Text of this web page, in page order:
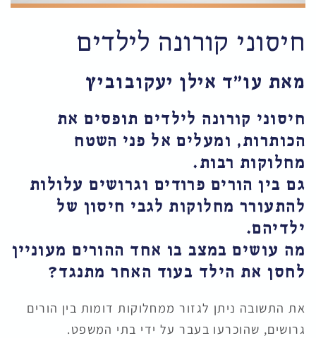
חיסוני קורונה לילדים
מאת עו״ד אילן יעקובוביץ
חיסוני קורונה לילדים תופסים את
הכותרות, ומעלים אל פני השטח
מחלוקות רבות.
גם בין הורים פרודים וגרושים עלולות
להתעורר מחלוקות לגבי חיסון של
ילדיהם.
מה עושים במצב בו אחד ההורים מעוניין
לחסן את הילד בעוד האחר מתנגד?
את התשובה ניתן לגזור ממחלוקות דומות בין הורים
גרושים, שהוכרעו בעבר על ידי בתי המשפט.